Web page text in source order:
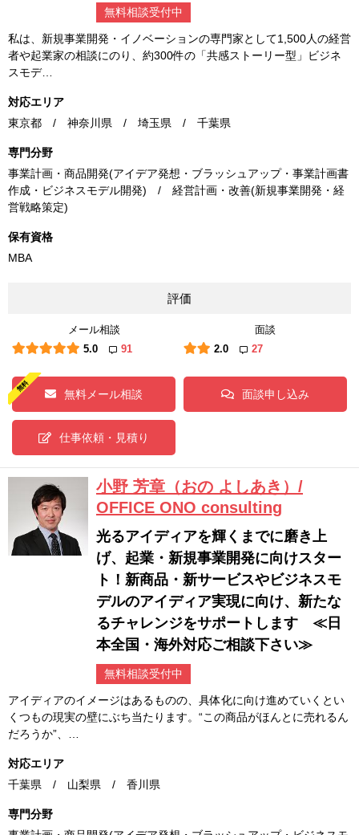
無料相談受付中
私は、新規事業開発・イノベーションの専門家として1,500人の経営
者や起業家の相談にのり、約300件の「共感ストーリー型」ビジネ
スモデ…
対応エリア
東京都 / 神奈川県 / 埼玉県 / 千葉県
専門分野
事業計画・商品開発(アイデア発想・ブラッシュアップ・事業計画書
作成・ビジネスモデル開発) / 経営計画・改善(新規事業開発・経
営戦略策定)
保有資格
MBA
評価
メール相談
5.0
91
面談
2.0
27
無料メール相談 面談申し込み
仕事依頼・見積り
小野 芳章（おの よしあき）/
OFFICE ONO consulting
光るアイディアを輝くまでに磨き上
げ、起業・新規事業開発に向けスター
ト！新商品・新サービスやビジネスモ
デルのアイディア実現に向け、新たな
るチャレンジをサポートします ≪日
本全国・海外対応ご相談下さい≫
無料相談受付中
アイディアのイメージはあるものの、具体化に向け進めていくとい
くつもの現実の壁にぶち当たります。“この商品がほんとに売れるん
だろうか”、…
対応エリア
千葉県 / 山梨県 / 香川県
専門分野